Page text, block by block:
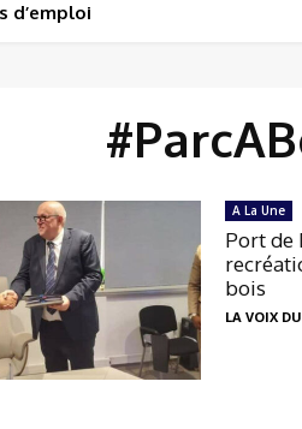
d’emploi
A La Une
Port de
bois
LA VOIX